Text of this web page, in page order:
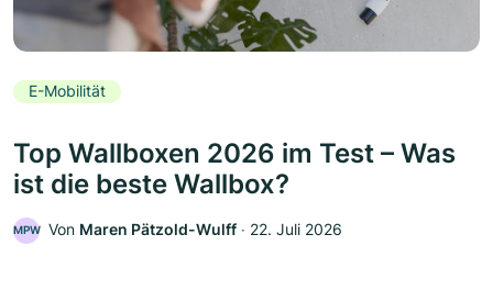
E-Mobilität
Top Wallboxen 2026 im Test – Was
ist die beste Wallbox?
MPW Von Maren Pätzold-Wulff ‧ 22. Juli 2026